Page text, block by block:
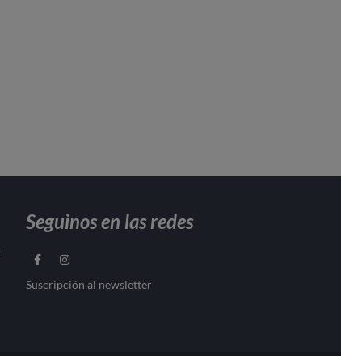
Seguinos en las redes
Suscripción al newsletter